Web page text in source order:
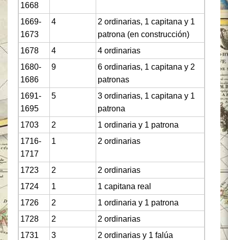
1668
1669-
1673
4
2 ordinarias, 1 capitana y 1
patrona (en construcción)
1678
4
4 ordinarias
1680-
1686
9
6 ordinarias, 1 capitana y 2
patronas
1691-
1695
5
3 ordinarias, 1 capitana y 1
patrona
1703
2
1 ordinaria y 1 patrona
1716-
1717
1 2 ordinarias
1723 2
2 ordinarias
1724
1
1 capitana real
1726
2
1 ordinaria y 1 patrona
1728
2
2 ordinarias
1731
3
2 ordinarias y 1 falúa